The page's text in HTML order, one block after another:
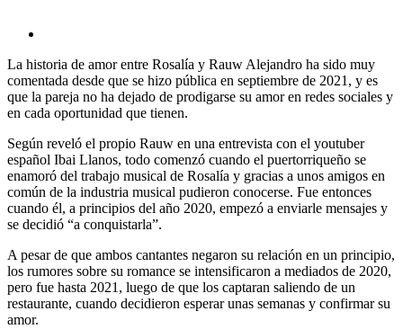
La historia de amor entre Rosalía y Rauw Alejandro ha sido muy
comentada desde que se hizo pública en septiembre de 2021, y es
que la pareja no ha dejado de prodigarse su amor en redes sociales y
en cada oportunidad que tienen.
Según reveló el propio Rauw en una entrevista con el youtuber
español Ibai Llanos, todo comenzó cuando el puertorriqueño se
enamoró del trabajo musical de Rosalía y gracias a unos amigos en
común de la industria musical pudieron conocerse. Fue entonces
cuando él, a principios del año 2020, empezó a enviarle mensajes y
se decidió “a conquistarla”.
A pesar de que ambos cantantes negaron su relación en un principio,
los rumores sobre su romance se intensificaron a mediados de 2020,
pero fue hasta 2021, luego de que los captaran saliendo de un
restaurante, cuando decidieron esperar unas semanas y confirmar su
amor.